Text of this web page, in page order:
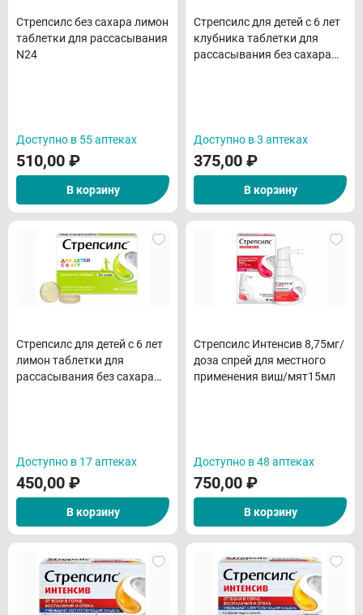
Стрепсилс без сахара лимон
таблетки для рассасывания
N24
Доступно в 55 аптеках
510,00 ₽
В корзину
Стрепсилс для детей с 6 лет
клубника таблетки для
рассасывания без сахара
Доступно в 3 аптеках
375,00 ₽
В корзину
Стрепсилс для детей с 6 лет
лимон таблетки для
рассасывания без сахара
Доступно в 17 аптеках
450,00 ₽
В корзину
Стрепсилс Интенсив 8,75мг/
доза спрей для местного
применения виш/мят15мл
Доступно в 48 аптеках
750,00 ₽
В корзину